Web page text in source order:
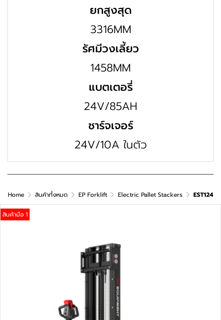
ยกสูงสุด
3316MM
รัศมีวงเลี้ยว
1458MM
แบตเตอรี่
24V/85AH
ชาร์จเจอร์
24V/10A ในตัว
Home สินค้าทั้งหมด EP Forklift Electric Pallet Stackers EST124
สินค้ามือ 1